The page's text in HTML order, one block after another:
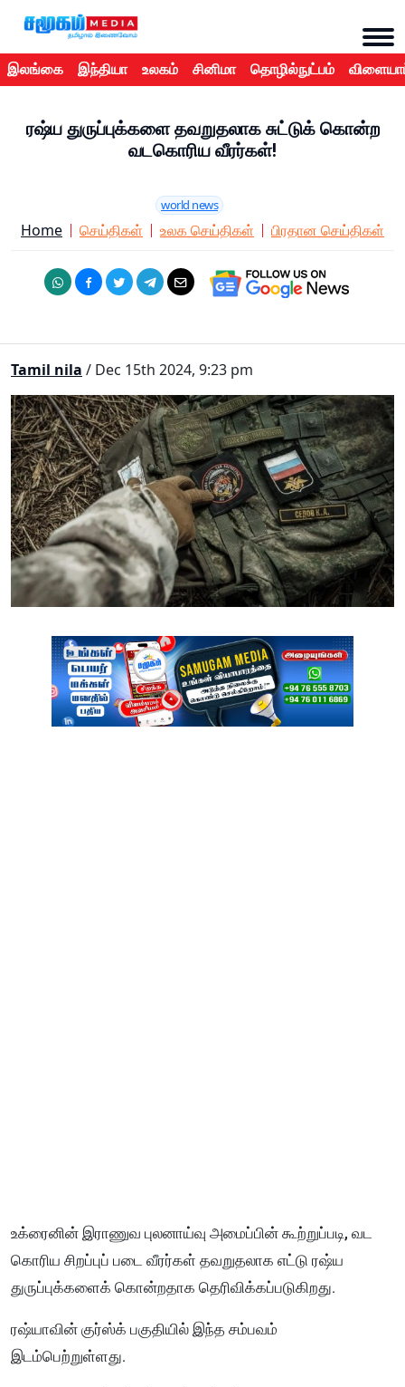
இலங்கை இந்தியா உலகம் சினிமா தொழில்நுட்பம்
ரஷ்ய துருப்புக்களை தவறுதலாக சுட்டுக் கொன்ற
வடகொரிய வீரர்கள்!
world news
Home செய்திகள் உலக செய்திகள் பிரதான செய்திகள்
Tamil nila / Dec 15th 2024, 9:23 pm
உக்ரைனின் இராணுவ புலனாய்வு அமைப்பின் கூற்றுப்படி, வட
கொரிய சிறப்புப் படை வீரர்கள் தவறுதலாக எட்டு ரஷ்ய
துருப்புக்களைக் கொன்றதாக தெரிவிக்கப்படுகிறது.
ரஷ்யாவின் குர்ஸ்க் பகுதியில் இந்த சம்பவம்
இடம்பெற்றுள்ளது.